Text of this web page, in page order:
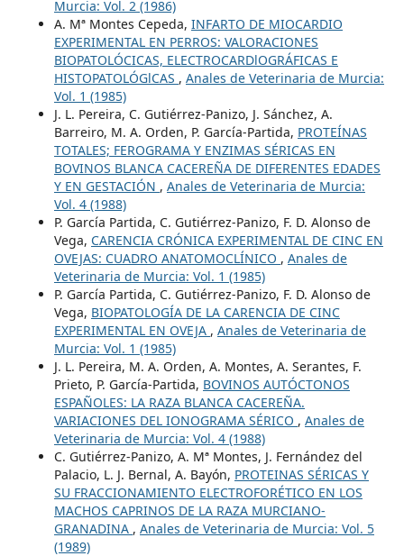
Murcia: Vol. 2 (1986)
A. Mª Montes Cepeda, INFARTO DE MIOCARDIO
EXPERIMENTAL EN PERROS: VALORACIONES
BIOPATOLÓCICAS, ELECTROCARDlOGRÁFICAS E
HISTOPATOLÓGlCAS , Anales de Veterinaria de Murcia:
Vol. 1 (1985)
J. L. Pereira, C. Gutiérrez-Panizo, J. Sánchez, A.
Barreiro, M. A. Orden, P. García-Partida, PROTEÍNAS
TOTALES; FEROGRAMA Y ENZIMAS SÉRICAS EN
BOVINOS BLANCA CACEREÑA DE DIFERENTES EDADES
Y EN GESTACIÓN , Anales de Veterinaria de Murcia:
Vol. 4 (1988)
P. García Partida, C. Gutiérrez-Panizo, F. D. Alonso de
Vega, CARENCIA CRÓNICA EXPERIMENTAL DE CINC EN
OVEJAS: CUADRO ANATOMOCLÍNICO , Anales de
Veterinaria de Murcia: Vol. 1 (1985)
P. García Partida, C. Gutiérrez-Panizo, F. D. Alonso de
Vega, BIOPATOLOGÍA DE LA CARENCIA DE CINC
EXPERIMENTAL EN OVEJA , Anales de Veterinaria de
Murcia: Vol. 1 (1985)
J. L. Pereira, M. A. Orden, A. Montes, A. Serantes, F.
Prieto, P. García-Partida, BOVINOS AUTÓCTONOS
ESPAÑOLES: LA RAZA BLANCA CACEREÑA.
VARIACIONES DEL IONOGRAMA SÉRICO , Anales de
Veterinaria de Murcia: Vol. 4 (1988)
C. Gutiérrez-Panizo, A. Mª Montes, J. Fernández del
Palacio, L. J. Bernal, A. Bayón, PROTEINAS SÉRICAS Y
SU FRACCIONAMIENTO ELECTROFORÉTICO EN LOS
MACHOS CAPRINOS DE LA RAZA MURCIANO-
GRANADINA , Anales de Veterinaria de Murcia: Vol. 5
(1989)